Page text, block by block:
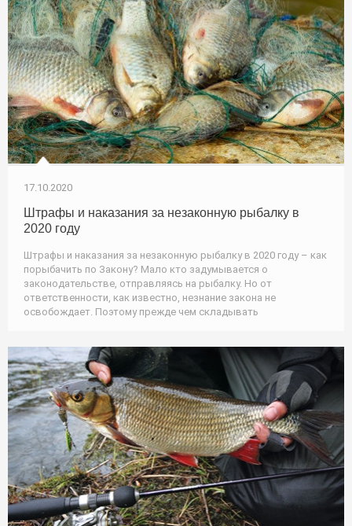
17.10.2020
Штрафы и наказания за незаконную рыбалку в
2020 году
Штрафы и наказания за незаконную рыбалку в 2020 году – как
порыбачить по Закону? Мало кто задумывается о
законодательстве, отправляясь на рыбалку. Но от
ответственности, как известно, незнание закона не
освобождает. Поэтому прежде чем складывать